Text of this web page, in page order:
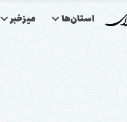
استان‌ها میزخبر